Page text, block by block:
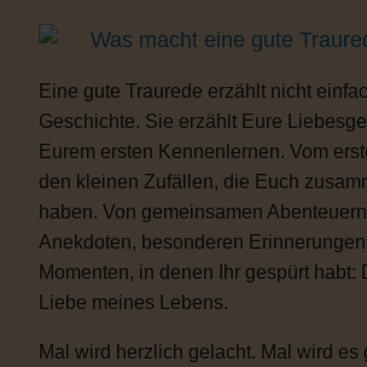
Was macht eine gute
Eine gute Traurede erzählt nicht
Geschichte. Sie erzählt Eure
Eurem ersten Kennenlernen. Vom
den kleinen Zufällen, die Euch
haben. Von gemeinsamen
Anekdoten, besonderen
Momenten, in denen Ihr gespürt habt:
Liebe meines Lebens.
Mal wird herzlich gelacht. Mal wird es